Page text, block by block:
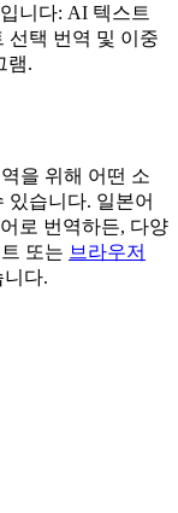
니다: AI 텍스트
선택 번역 및 이중
램.
을 위해 어떤 소
있습니다. 일본어
로 번역하든, 다양
또는 브라우저
다.